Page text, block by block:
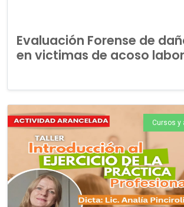
Evaluación Forense de
en victimas de acoso
Cursos y